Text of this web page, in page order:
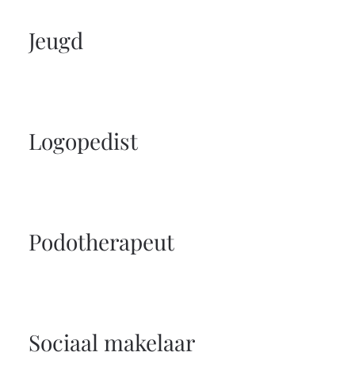
Jeugd
Logopedist
Podotherapeut
Sociaal makelaar